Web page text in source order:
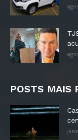
POSTS MAIS